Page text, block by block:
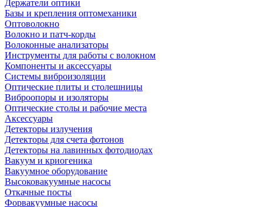
Держатели оптики
Базы и крепления оптомеханики
Оптоволокно
Волокно и патч-корды
Волоконные анализаторы
Инструменты для работы с волокном
Компоненты и аксессуары
Системы виброизоляции
Оптические плиты и столешницы
Виброопоры и изоляторы
Оптические столы и рабочие места
Аксессуары
Детекторы излучения
Детекторы для счета фотонов
Детекторы на лавинных фотодиодах
Вакуум и криогеника
Вакуумное оборудование
Высоковакуумные насосы
Откачные посты
Форвакуумные насосы